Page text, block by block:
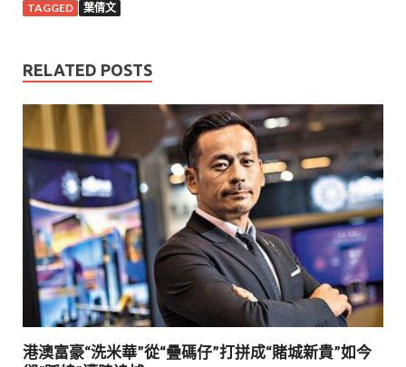
TAGGED 葉倩文
RELATED POSTS
港澳富豪“洗米華”從“疊碼仔”打拼成“賭城新貴”如今